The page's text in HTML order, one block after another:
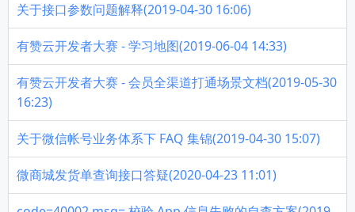
关于接口参数问题解释(2019-04-30 16:06)
有赞云开发者大赛 - 学习地图(2019-06-04 14:33)
有赞云开发者大赛 - 会员全渠道打通场景文档(2019-05-30
16:23)
关于微信帐号业务体系下 FAQ 集锦(2019-04-30 15:07)
微商城发货单查询接口答疑(2020-04-23 11:01)